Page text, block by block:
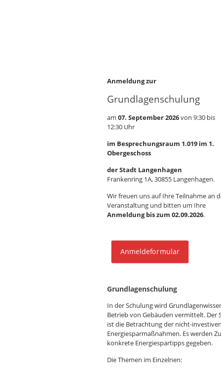
Anmeldung zur
Grundlagenschulung
am 07. September 2026von 9:30 bis
12:30 Uhr
im Besprechungsraum 1.019 im 1.
Obergeschoss
der Stadt Langenhagen
Frankenring 1A, 30855 Langenhagen.
Wir freuen uns auf Ihre Teilnahme an
Veranstaltung und bitten um Ihre
Anmeldung bis zum 02.09.2026.
Anmeldeformular
Grundlagenschulung
In der Schulung wird
Betrieb von Gebäuden vermittelt. Der
ist die Betrachtung der nicht-
Energiesparmaßnahmen. Es werden
konkrete Energiespartipps gegeben.
Die Themen im Einzelnen: